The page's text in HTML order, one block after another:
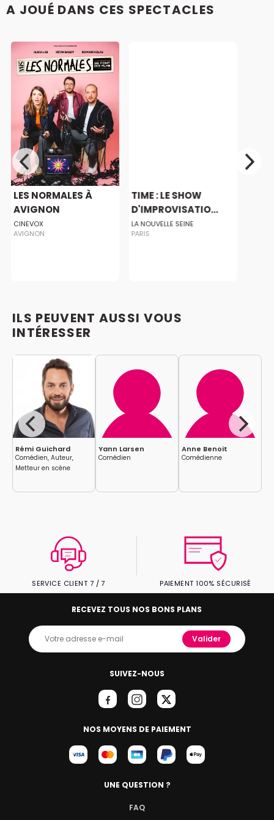
A JOUÉ DANS CES SPECTACLES
LES NORMALES À
AVIGNON
CINEVOX
AVIGNON
TIME : LE SHOW
D'IMPROVISATIO...
LA NOUVELLE SEINE
PARIS
ILS PEUVENT AUSSI VOUS
INTÉRESSER
Rémi Guichard
Comédien, Auteur,
Metteur en scène
Yann Larsen
Comédien
Anne Benoit
Comédienne
SERVICE CLIENT 7 / 7 PAIEMENT 100% SÉCURISÉ
SUIVEZ-NOUS
NOS MOYENS DE PAIEMENT
RECEVEZ TOUS NOS BONS PLANS
Valider
UNE QUESTION ?
FAQ